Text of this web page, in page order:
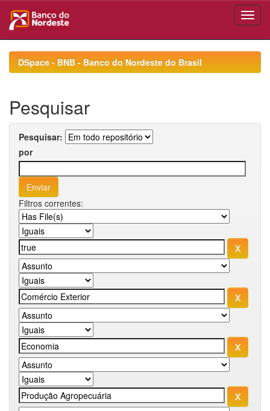
navigationDSpace - BNB - Banco do Nordeste do Brasil
Pesquisar
Pesquisar:
por
Filtros correntes: